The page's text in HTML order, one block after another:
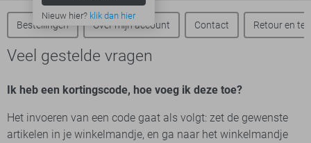
Nieuw hier? klik dan hier
Bestellingen Over mijn account Contact Retour en
Veel gestelde vragen
Ik heb een kortingscode, hoe voeg ik deze toe?
Het invoeren van een code gaat als volgt: zet de gewenste
artikelen in je winkelmandje, en ga naar het winkelmandje